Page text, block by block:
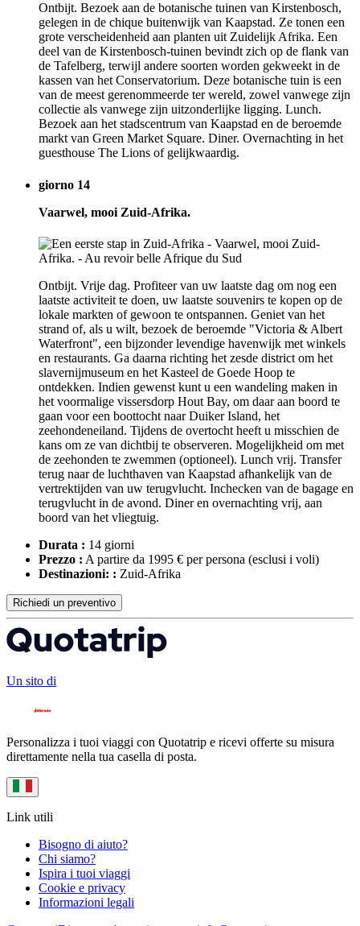
Ontbijt. Bezoek aan de botanische tuinen van Kirstenbosch,
gelegen in de chique buitenwijk van Kaapstad. Ze tonen een
grote verscheidenheid aan planten uit Zuidelijk Afrika. Een
deel van de Kirstenbosch-tuinen bevindt zich op de flank van
de Tafelberg, terwijl andere soorten worden gekweekt in de
kassen van het Conservatorium. Deze botanische tuin is een
van de meest gerenommeerde ter wereld, zowel vanwege zijn
collectie als vanwege zijn uitzonderlijke ligging. Lunch.
Bezoek aan het stadscentrum van Kaapstad en de beroemde
markt van Green Market Square. Diner. Overnachting in het
guesthouse The Lions of gelijkwaardig.
giorno 14
Vaarwel, mooi Zuid-Afrika.
Ontbijt. Vrije dag. Profiteer van uw laatste dag om nog een
laatste activiteit te doen, uw laatste souvenirs te kopen op de
lokale markten of gewoon te ontspannen. Geniet van het
strand of, als u wilt, bezoek de beroemde "Victoria & Albert
Waterfront", een bijzonder levendige havenwijk met winkels
en restaurants. Ga daarna richting het zesde district om het
slavernijmuseum en het Kasteel de Goede Hoop te
ontdekken. Indien gewenst kunt u een wandeling maken in
het voormalige vissersdorp Hout Bay, om daar aan boord te
gaan voor een boottocht naar Duiker Island, het
zeehondeneiland. Tijdens de overtocht heeft u misschien de
kans om ze van dichtbij te observeren. Mogelijkheid om met
de zeehonden te zwemmen (optioneel). Lunch vrij. Transfer
terug naar de luchthaven van Kaapstad afhankelijk van de
vertrektijden van uw terugvlucht. Inchecken van de bagage en
terugvlucht in de avond. Diner en overnachting vrij, aan
boord van het vliegtuig.
Durata : 14 giorni
Prezzo : A partire da 1995 € per persona (esclusi i voli)
Destinazioni: : Zuid-Afrika
Richiedi un preventivo
Un sito di
Personalizza i tuoi viaggi con Quotatrip e ricevi offerte su misura
direttamente nella tua casella di posta.
Link utili
Bisogno di aiuto?
Chi siamo?
Ispira i tuoi viaggi
Cookie e privacy
Informazioni legali